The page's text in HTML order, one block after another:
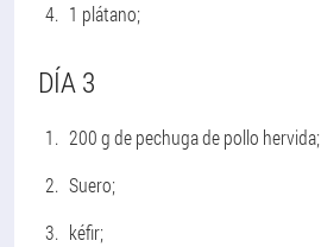
1 plátano;
DÍA 3
200 g de pechuga de pollo hervida;
Suero;
kéfir;